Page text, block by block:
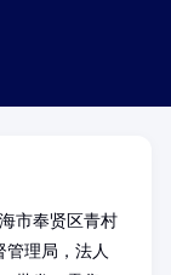
市奉贤区青村
管理局，法人